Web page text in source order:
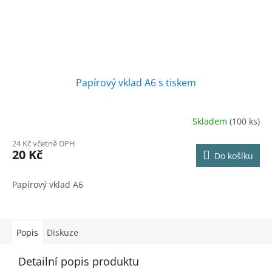
Papírový vklad A6 s tiskem
Skladem (100 ks)
24 Kč včetně DPH
20 Kč Do košíku
Papírový vklad A6
Popis Diskuze
Detailní popis produktu